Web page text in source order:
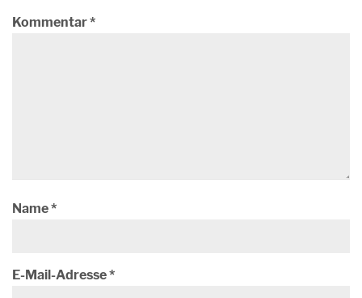
Kommentar*
Name*
E-Mail-Adresse*